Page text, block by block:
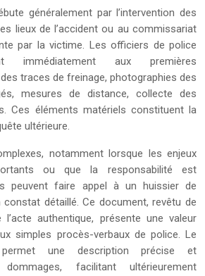
généralement par l’intervention des
lieux de l’accident ou au commissariat
par la victime. Les officiers de police
immédiatement aux premières
traces de freinage, photographies des
mesures de distance, collecte des
Ces éléments matériels constituent la
ultérieure.
notamment lorsque les enjeux
ou que la responsabilité est
peuvent faire appel à un huissier de
détaillé. Ce document, revêtu de
authentique, présente une valeur
simples procès-verbaux de police. Le
permet une description précise et
facilitant ultérieurement